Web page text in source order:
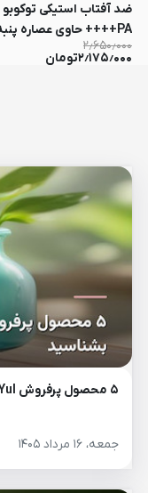
PA++++ حاوی عصاره پنبه کتان وزن 19 گرم
۲٫۶۵۰٫۰۰۰
۲٫۱۷۵٫۰۰۰تومان
۵ محصول پرفروش Pyunkang Yul که باید بشناسید
جمعه، ۱۶ مرداد ۱۴۰۵